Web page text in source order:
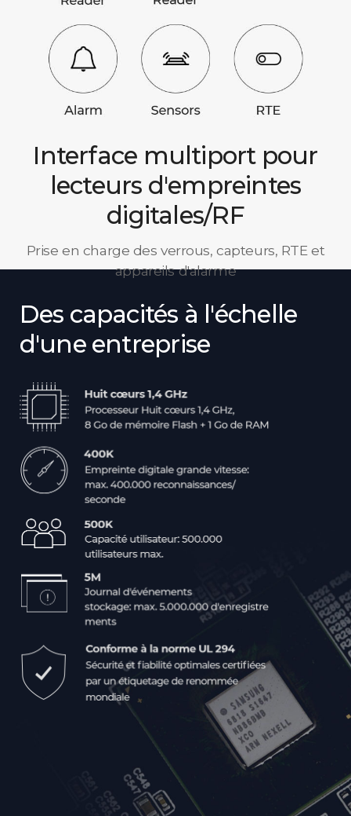
Interface multiport pour
lecteurs d'empreintes
digitales/RF
Prise en charge des verrous, capteurs, RTE et
appareils d'alarme
Des capacités à l'échelle
d'une entreprise